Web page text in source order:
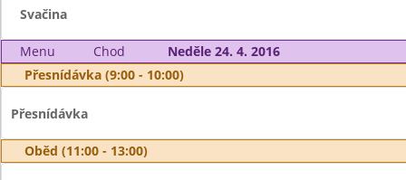
Svačina
Menu Chod
Neděle 24. 4. 2016
Přesnídávka (9:00 - 10:00)
Přesnídávka
Oběd (11:00 - 13:00)